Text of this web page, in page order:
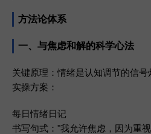
方法论体系
一、与焦虑和解的科学心法
关键原理 ：情绪是认知调节的信号
实操方案 ：
每日情绪日记
书写句式："我允许焦虑，因为重